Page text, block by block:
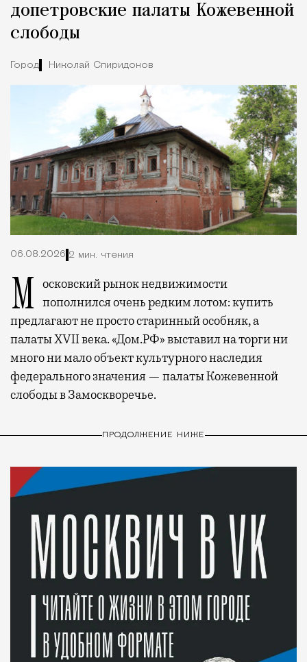
допетровские палаты Кожевенной
слободы
Город Николай Спиридонов
06.08.2026 2 мин. чтения
Московский рынок недвижимости пополнился очень редким лотом: купить
предлагают не просто старинный особняк, а
палаты XVII века. «Дом.РФ» выставил на торги ни
много ни мало объект культурного наследия
федерального значения — палаты Кожевенной
слободы в Замоскворечье.
ПРОДОЛЖЕНИЕ НИЖЕ